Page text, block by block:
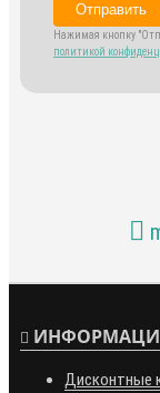
Отправить
Нажимая кнопку
политикой
Дисконтные